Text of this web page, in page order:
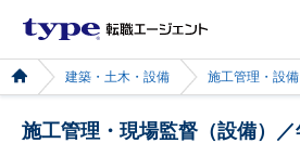
建築・土木・設備 施工管理・設
施工管理・現場監督（設備）